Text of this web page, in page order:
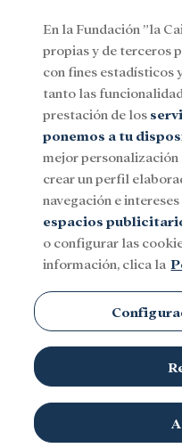
Menu
SocialInvestigación y
En la Fundación ”la
propias y de terceros
con fines estadísticos
tanto las
prestación de los
ponemos a tu
mejor personalización
crear un perfil
navegación e
espacios
o configurar las
información, clica la